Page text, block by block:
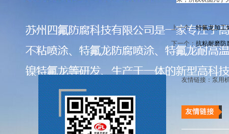
上一个：特氟龙加工
下一个： 抗粘耐磨防
友情链接： 泵用